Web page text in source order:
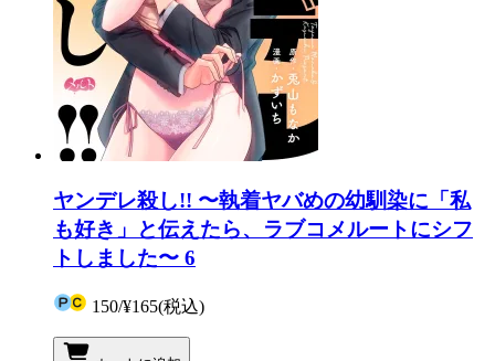
ヤンデレ殺し!! 〜執着ヤバめの幼馴染に「私
も好き」と伝えたら、ラブコメルートにシフ
トしました〜 6
150/¥165(税込)